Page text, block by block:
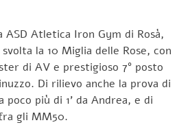
ASD Atletica Iron Gym di Rosà,
la 10 Miglia delle Rose, con
di AV e prestigioso 7° posto
Di rilievo anche la prova di
poco più di 1’ da Andrea, e di
gli MM50.